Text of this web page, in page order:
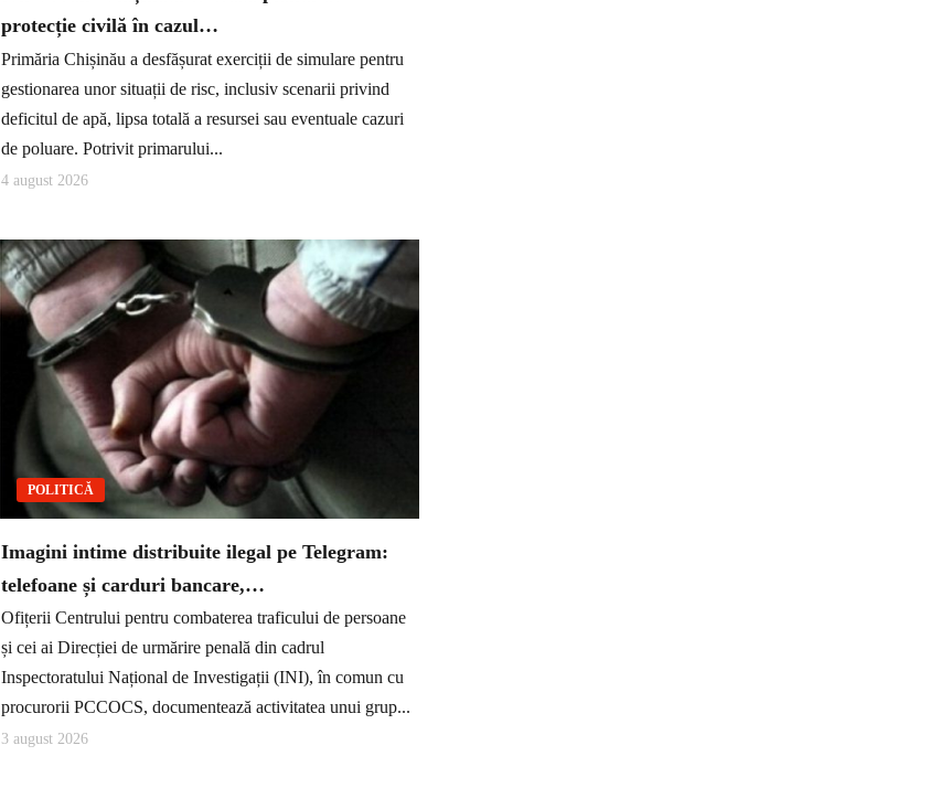
protecție civilă în cazul…
Primăria Chișinău a desfășurat exerciții de simulare pentru
gestionarea unor situații de risc, inclusiv scenarii privind
deficitul de apă, lipsa totală a resursei sau eventuale cazuri
de poluare. Potrivit primarului...
4 august 2026
POLITICĂ
Imagini intime distribuite ilegal pe Telegram:
telefoane și carduri bancare,…
Ofițerii Centrului pentru combaterea traficului de persoane
și cei ai Direcției de urmărire penală din cadrul
Inspectoratului Național de Investigații (INI), în comun cu
procurorii PCCOCS, documentează activitatea unui grup...
3 august 2026